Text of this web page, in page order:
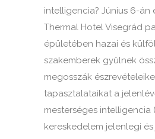
intelligencia? Június 6-án
Thermal Hotel Visegrád
épületében hazai és
szakemberek gyűlnek
megosszák
tapasztalataikat a
mesterséges intelligencia
kereskedelem jelenlegi